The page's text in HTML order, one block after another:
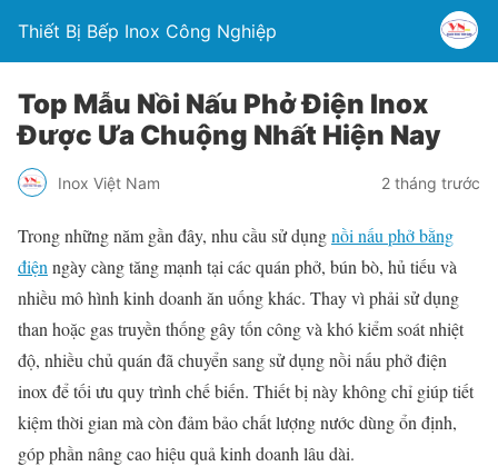
Thiết Bị Bếp Inox Công Nghiệp
Top Mẫu Nồi Nấu Phở Điện Inox
Được Ưa Chuộng Nhất Hiện Nay
Inox Việt Nam 2 tháng trước
Trong những năm gần đây, nhu cầu sử dụngnồi nấu phở bằng
điện ngày càng tăng mạnh tại các quán phở, bún bò, hủ tiếu và
nhiều mô hình kinh doanh ăn uống khác. Thay vì phải sử dụng
than hoặc gas truyền thống gây tốn công và khó kiểm soát nhiệt
độ, nhiều chủ quán đã chuyển sang sử dụng nồi nấu phở điện
inox để tối ưu quy trình chế biến. Thiết bị này không chỉ giúp tiết
kiệm thời gian mà còn đảm bảo chất lượng nước dùng ổn định,
góp phần nâng cao hiệu quả kinh doanh lâu dài.